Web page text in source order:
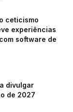
ceticismo
experiências
software de
a divulgar
de 2027